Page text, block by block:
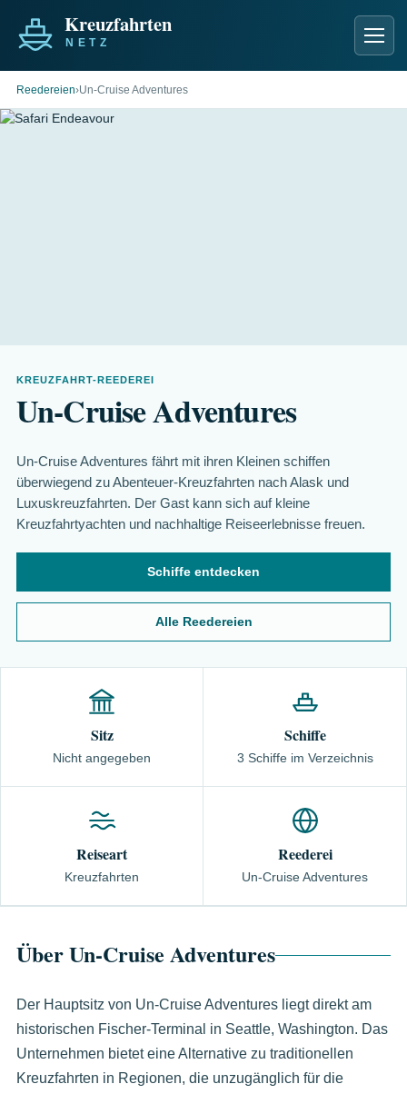
Reedereien›Un-Cruise Adventures
KREUZFAHRT-REEDEREI
Un-Cruise Adventures
Un-Cruise Adventures fährt mit ihren Kleinen schiffen
überwiegend zu Abenteuer-Kreuzfahrten nach Alask und
Luxuskreuzfahrten. Der Gast kann sich auf kleine
Kreuzfahrtyachten und nachhaltige Reiseerlebnisse freuen.
Schiffe entdecken
Alle Reedereien
Sitz
Nicht angegeben
Schiffe
3 Schiffe im Verzeichnis
Reiseart
Kreuzfahrten
Reederei
Un-Cruise Adventures
Über Un-Cruise Adventures
Der Hauptsitz von Un-Cruise Adventures liegt direkt am
historischen Fischer-Terminal in Seattle, Washington. Das
Unternehmen bietet eine Alternative zu traditionellen
Kreuzfahrten in Regionen, die unzugänglich für die